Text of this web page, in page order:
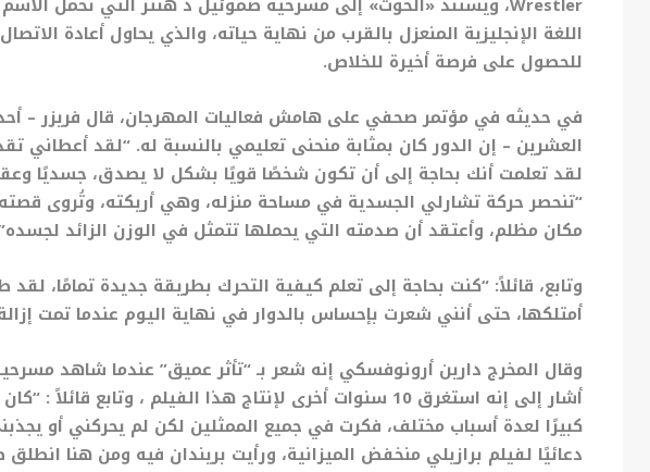
اللغة الإنجليزية المنعزل بالقرب من نهاية حياته، والذي يحاول أعادة
للحصول على فرصة أخيرة للخلاص.
في حديثه في مؤتمر صحفي على هامش فعاليات المهرجان، قال فريزر – أحد
العشرين – إن الدور كان بمثابة منحنى تعليمي بالنسبة له. “لقد أعطاني
لقد تعلمت أنك بحاجة إلى أن تكون شخصًا قويًا بشكل لا يصدق، جسديًا
“تنحصر حركة تشارلي الجسدية في مساحة منزله، وهي أريكته، وتُروى
مكان مظلم، وأعتقد أن صدمته التي يحملها تتمثل في الوزن الزائد
وتابع، قائلاً: “كنت بحاجة إلى تعلم كيفية التحرك بطريقة جديدة تمامًا،
أمتلكها، حتى أنني شعرت بإحساس بالدوار في نهاية اليوم عندما تمت
وقال المخرج دارين أرونوفسكي إنه شعر بـ “تأثر عميق” عندما شاهد
أشار إلى إنه استغرق 10 سنوات أخرى لإنتاج هذا الفيلم ، وتابع
كبيرًا لعدة أسباب مختلف، فكرت في جميع الممثلين لكن لم يحركني أو
دعائيًا لفيلم برازيلي منخفض الميزانية، ورأيت بريندان فيه ومن هنا انطلق